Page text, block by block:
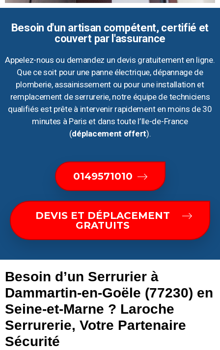
Besoin d'un artisan compétent, certifié et
couvert par l'assurance
Appelez-nous ou demandez un devis gratuitement en ligne.
Que ce soit pour une panne électrique, dépannage de
plomberie, assainissement ou pour une installation et
remplacement de serrurerie, notre équipe de techniciens
qualifiés est prête à intervenir rapidement en moins de 30
minutes à Paris et dans toute l’Ile-de-France
(déplacement offert).
0149571010
DEVIS ET DÉPLACEMENT
GRATUITS
Besoin d’un Serrurier à
Dammartin-en-Goële (77230) en
Seine-et-Marne ? Laroche
Serrurerie, Votre Partenaire
Sécurité